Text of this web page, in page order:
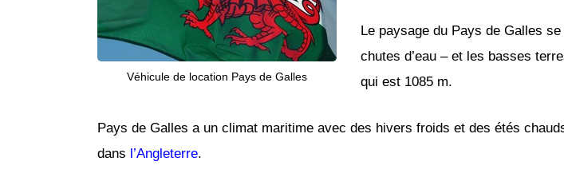
Véhicule de location Pays de Galles
Le paysage du Pays de Galles
chutes d’eau – et les basses
qui est 1085 m.
Pays de Galles a un climat maritime avec des hivers froids et des étés
dans l’Angleterre.